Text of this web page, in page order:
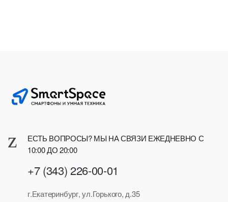
ЕСТЬ ВОПРОСЫ? МЫ НА СВЯЗИ ЕЖЕДНЕВНО С
10:00 ДО 20:00
+7 (343) 226-00-01
г.Екатеринбург, ул.Горького, д.35